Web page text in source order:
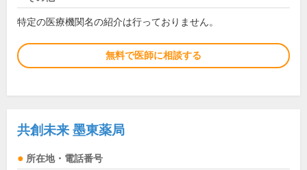
特定の医療機関名の紹介は行っておりません。
無料で医師に相談する
共創未来 墨東薬局
所在地・電話番号